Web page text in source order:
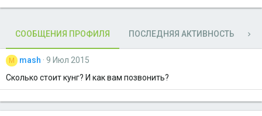
СООБЩЕНИЯ ПРОФИЛЯ ПОСЛЕДНЯЯ АКТИВНОСТЬ
M mash
9 Июл 2015
Сколько стоит кунг? И как вам позвонить?